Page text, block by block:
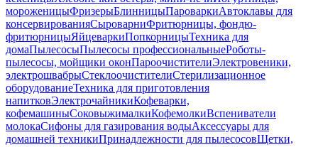
мороженицыФризерыБлинницыПароваркиАвтоклавы для
консервированияСыроварниФритюрницы, фондю-
фритюрницыЯйцеваркиПопкорницыТехника для
домаПылесосыПылесосы профессиональныеРоботы-
пылесосы, мойщики оконПароочистителиЭлектровеники,
электрошвабрыСтеклоочистителиСтерилизационное
оборудованиеТехника для приготовления
напитковЭлектрочайникиКофеварки,
кофемашиныСоковыжималкиКофемолкиВспениватели
молокаСифоны для газирования водыАксессуары для
домашней техникиПринадлежности для пылесосовЩетки,